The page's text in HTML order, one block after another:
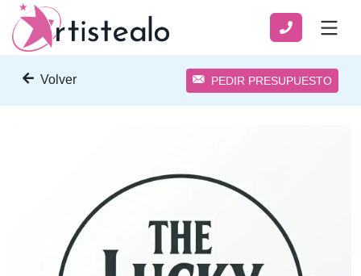
Volver PEDIR PRESUPUESTO